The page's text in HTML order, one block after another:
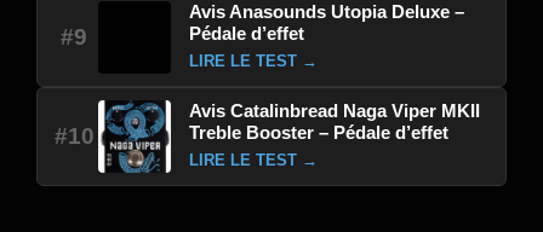
#9
Avis Anasounds Utopia Deluxe –
Pédale d’effet
LIRE LE TEST →
#10
Avis Catalinbread Naga Viper MKII
Treble Booster – Pédale d’effet
LIRE LE TEST →